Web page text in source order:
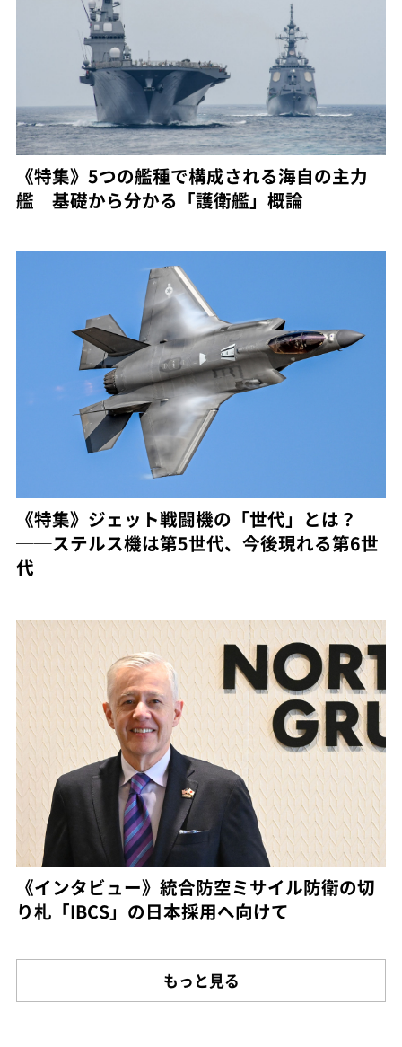
《特集》5つの艦種で構成される海自の主力
艦 基礎から分かる「護衛艦」概論
《特集》ジェット戦闘機の「世代」とは？
──ステルス機は第5世代、今後現れる第6世
代
《インタビュー》統合防空ミサイル防衛の切
り札「IBCS」の日本採用へ向けて
もっと見る